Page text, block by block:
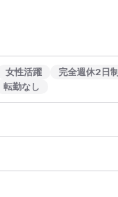
女性活躍
完全週休2日制
転勤なし